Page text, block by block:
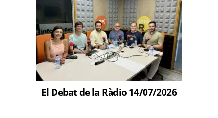
El Debat de la Ràdio 14/07/2026